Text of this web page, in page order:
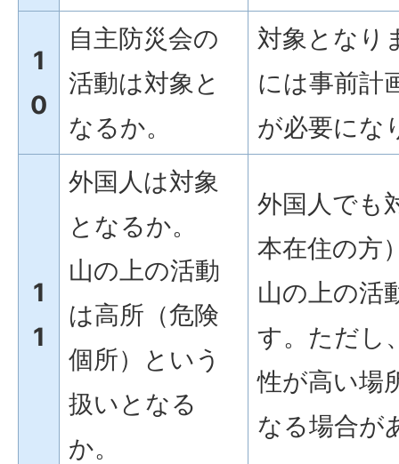
1
0
自主防災会の
活動は対象と
なるか。
対象となり
には事前計
が必要にな
1
1
外国人は対象
となるか。
山の上の活動
は高所（危険
個所）という
扱いとなる
か。
外国人でも
本在住の方
山の上の活
す。ただし
性が高い場
なる場合が